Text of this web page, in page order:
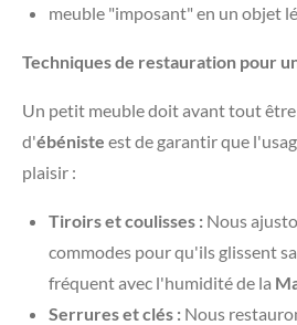
meuble "imposant" en un objet
Techniques de restauration pour
​Un petit meuble doit avant tout
d'ébéniste est de garantir que
plaisir :
Tiroirs et coulisses : Nous
commodes pour qu'ils glissent
fréquent avec l'humidité de la
Serrures et clés : Nous